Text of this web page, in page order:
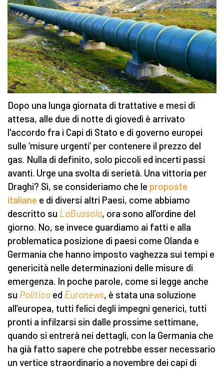
Dopo una lunga giornata di trattative e mesi di
attesa, alle due di notte di giovedì è arrivato
l'accordo fra i Capi di Stato e di governo europei
sulle ‘misure urgenti’ per contenere il prezzo del
gas. Nulla di definito, solo piccoli ed incerti passi
avanti. Urge una svolta di serietà. Una vittoria per
Draghi? Sì, se consideriamo che le proposte
italiane e di diversi altri Paesi, come abbiamo
descritto su LaBussola, ora sono all’ordine del
giorno. No, se invece guardiamo ai fatti e alla
problematica posizione di paesi come Olanda e
Germania che hanno imposto vaghezza sui tempi e
genericità nelle determinazioni delle misure di
emergenza. In poche parole, come si legge anche
su Politico ed Euronews, è stata una soluzione
all’europea, tutti felici degli impegni generici, tutti
pronti a infilzarsi sin dalle prossime settimane,
quando si entrerà nei dettagli, con la Germania che
ha già fatto sapere che potrebbe esser necessario
un vertice straordinario a novembre dei capi di